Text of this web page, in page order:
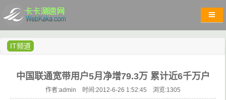
IT频道
中国联通宽带用户5月净增79.3万 累计近6千万户
作者:admin 时间:2012-6-26 1:52:45 浏览:1305